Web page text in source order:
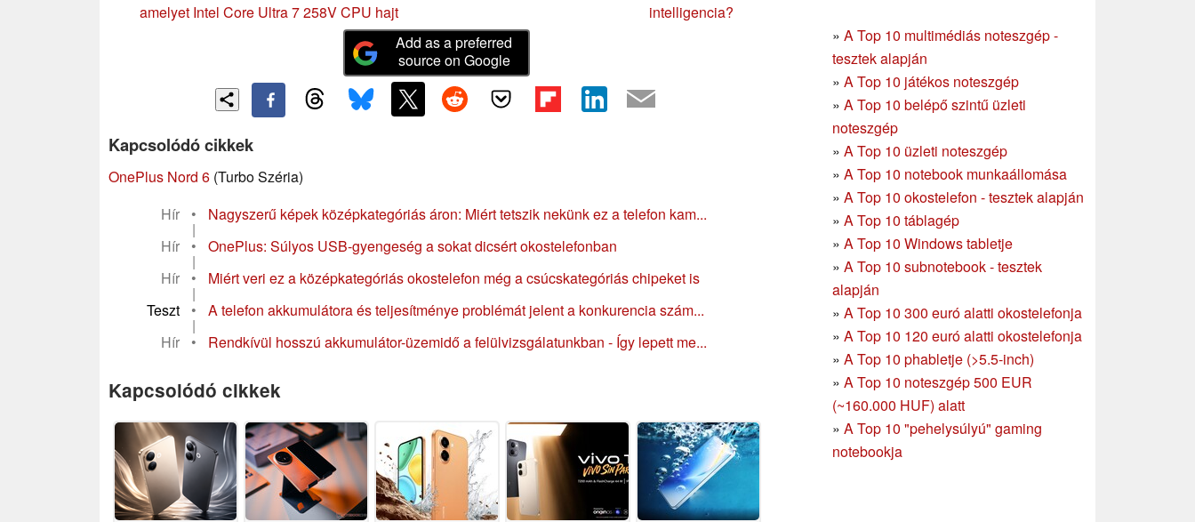
amelyet Intel Core Ultra 7 258V CPU hajt
intelligencia?
» A Top 10 multimédiás noteszgép -
tesztek alapján
» A Top 10 játékos noteszgép
» A Top 10 belépő szintű üzleti
noteszgép
» A Top 10 üzleti noteszgép
» A Top 10 notebook munkaállomása
» A Top 10 okostelefon - tesztek alapján
» A Top 10 táblagép
» A Top 10 Windows tabletje
» A Top 10 subnotebook - tesztek
alapján
» A Top 10 300 euró alatti okostelefonja
» A Top 10 120 euró alatti okostelefonja
» A Top 10 phabletje (>5.5-inch)
» A Top 10 noteszgép 500 EUR
(~160.000 HUF) alatt
» A Top 10 "pehelysúlyú" gaming
notebookja
Add as a preferred
source on Google
Kapcsolódó cikkek
OnePlus Nord 6 (Turbo Széria)
Hír
• Nagyszerű képek középkategóriás áron: Miért tetszik nekünk ez a telefon kam...
|
Hír
• OnePlus: Súlyos USB-gyengeség a sokat dicsért okostelefonban
|
Hír
• Miért veri ez a középkategóriás okostelefon még a csúcskategóriás chipeket is
|
Teszt
• A telefon akkumulátora és teljesítménye problémát jelent a konkurencia szám...
|
Hír
• Rendkívül hosszú akkumulátor-üzemidő a felülvizsgálatunkban - Így lepett me...
Kapcsolódó cikkek